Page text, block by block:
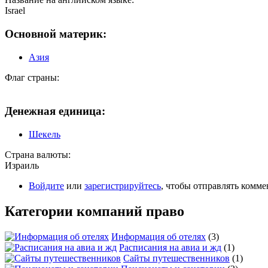
Israel
Основной материк:
Азия
Флаг страны:
Денежная единица:
Шекель
Страна валюты:
Израиль
Войдите или зарегистрируйтесь, чтобы отправлять
Категории компаний право
Информация об отелях (3)
Расписания на авиа и жд (1)
Сайты путешественников (1)